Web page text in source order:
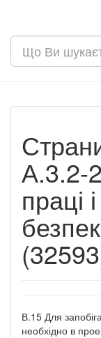
А.3.2-
праці
В.15 Для
необхідно в